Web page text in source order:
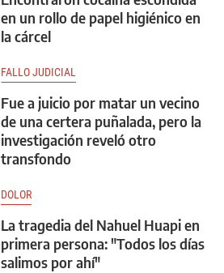
en un rollo de papel higiénico en
la cárcel
FALLO JUDICIAL
Fue a juicio por matar un vecino
de una certera puñalada, pero la
investigación reveló otro
transfondo
DOLOR
La tragedia del Nahuel Huapi en
primera persona: "Todos los días
salimos por ahí"